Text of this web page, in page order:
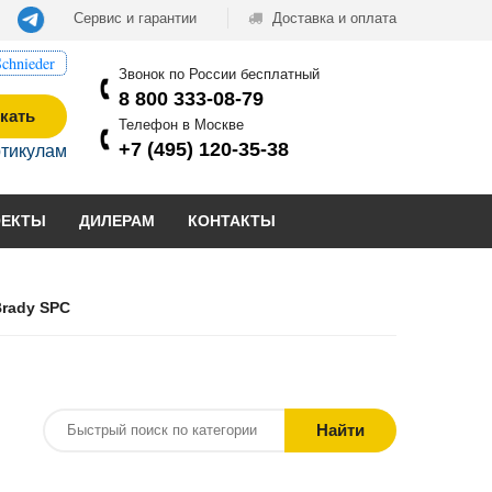
Сервис и гарантии Доставка и оплата
Звонок по России бесплатный
8 800 333-08-79
Телефон в Москве
+7 (495) 120-35-38
ДИЛЕРАМ КОНТАКТЫ
SPC
Найти